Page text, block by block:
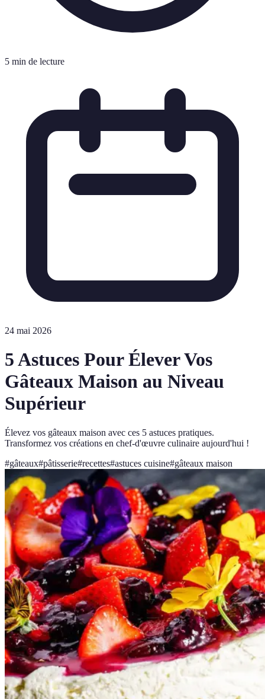
5 min de lecture
24 mai 2026
5 Astuces Pour Élever Vos
Gâteaux Maison au Niveau
Supérieur
Élevez vos gâteaux maison avec ces 5 astuces pratiques.
Transformez vos créations en chef-d'œuvre culinaire aujourd'hui !
#gâteaux#pâtisserie#recettes#astuces cuisine#gâteaux maison